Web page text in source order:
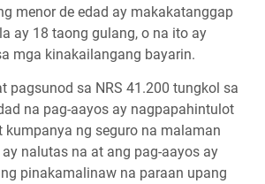
menor de edad ay makakatanggap
ay 18 taong gulang, o na ito ay
mga kinakailangang bayarin.
pagsunod sa NRS 41.200 tungkol sa
na pag-aayos ay nagpapahintulot
kumpanya ng seguro na malaman
nalutas na at ang pag-aayos ay
pinakamalinaw na paraan upang